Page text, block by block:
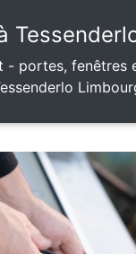
- portes, fenêtres